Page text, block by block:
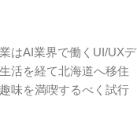
はAI業界で働くUI/UXデ
活を経て北海道へ移住
味を満喫するべく試行